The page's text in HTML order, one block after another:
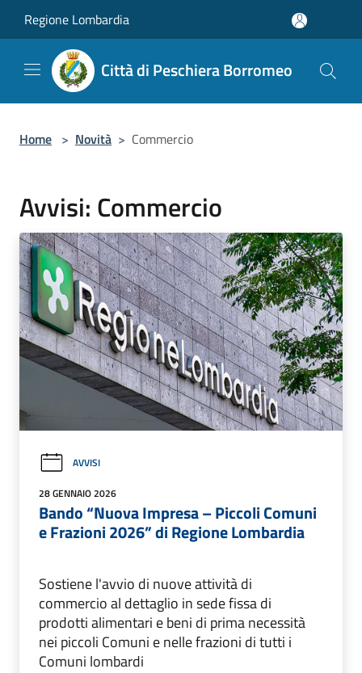
Regione Lombardia
Città di Peschiera Borromeo
Home > Novità > Commercio
Avvisi: Commercio
AVVISI
28 GENNAIO 2026
Bando “Nuova Impresa – Piccoli Comuni
e Frazioni 2026” di Regione Lombardia
Sostiene l'avvio di nuove attività di
commercio al dettaglio in sede fissa di
prodotti alimentari e beni di prima necessità
nei piccoli Comuni e nelle frazioni di tutti i
Comuni lombardi